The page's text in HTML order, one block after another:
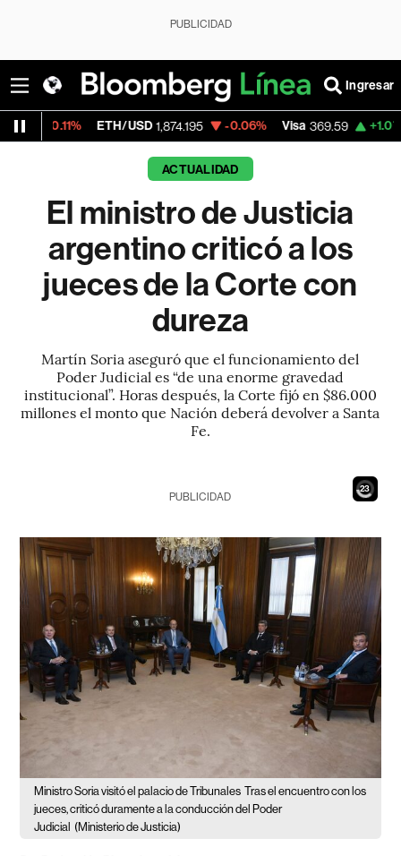
PUBLICIDAD
Ingresar
ETH/USD 1,874.195 -0.06% Visa 369.59 +1.07%
ACTUALIDAD
El ministro de Justicia
argentino criticó a los
jueces de la Corte con
dureza
Martín Soria aseguró que el funcionamiento del
Poder Judicial es “de una enorme gravedad
institucional”. Horas después, la Corte fijó en $86.000
millones el monto que Nación deberá devolver a Santa
Fe.
21
PUBLICIDAD
Ministro Soria visitó el palacio de Tribunales Tras el encuentro con los
jueces, criticó duramente a la conducción del Poder
Judicial (Ministerio de Justicia)